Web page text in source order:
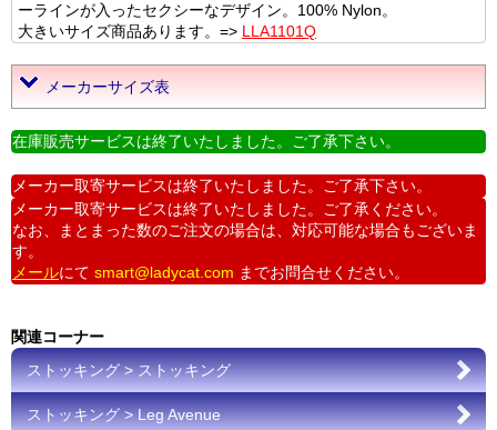
ーラインが入ったセクシーなデザイン。100% Nylon。
大きいサイズ商品あります。=> LLA1101Q
メーカーサイズ表
在庫販売サービスは終了いたしました。ご了承下さい。
メーカー取寄サービスは終了いたしました。ご了承下さい。
メーカー取寄サービスは終了いたしました。ご了承ください。
なお、まとまった数のご注文の場合は、対応可能な場合もございま
す。
メールにて smart@ladycat.com までお問合せください。
関連コーナー
ストッキング > ストッキング
ストッキング > Leg Avenue